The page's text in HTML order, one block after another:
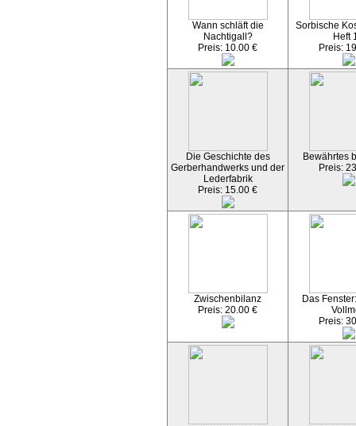
Wann schläft die
Nachtigall?
Preis: 10.00 €
Sorbische
Heft
Preis:
Die Geschichte des
Gerberhandwerks und der
Lederfabrik
Preis: 15.00 €
Bewährtes
Preis:
Zwischenbilanz
Preis: 20.00 €
Das
Preis: